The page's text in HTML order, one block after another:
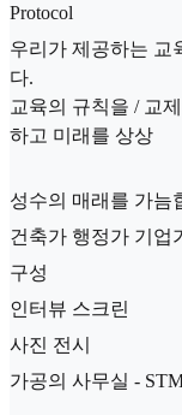
Protocol
우리가 제공하는 교
다.
교육의 규칙을 / 교
하고 미래를 상상
성수의 매래를 가늠
건축가 행정가 기업
구성
인터뷰 스크린
사진 전시
가공의 사무실 -